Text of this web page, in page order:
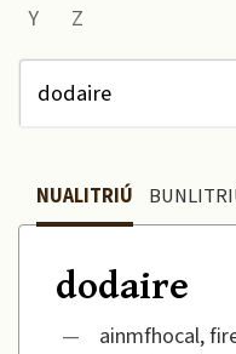
Y
Z
NUALITRIÚ
dodaire
—
ainmfhocal,